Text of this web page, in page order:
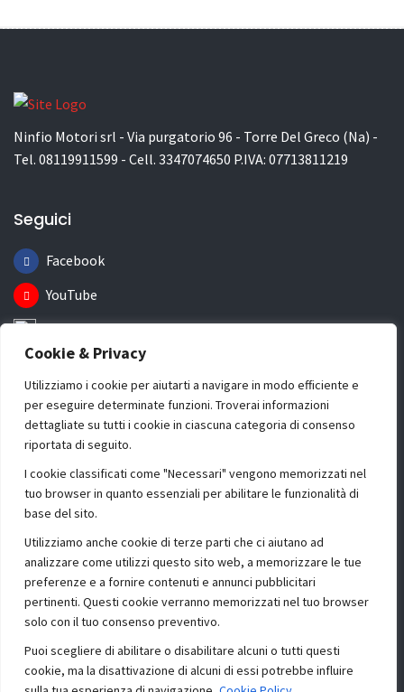
Cookie & Privacy
Utilizziamo i cookie per aiutarti a navigare in modo efficiente e
per eseguire determinate funzioni. Troverai informazioni
dettagliate su tutti i cookie in ciascuna categoria di consenso
riportata di seguito.
I cookie classificati come "Necessari" vengono memorizzati nel
tuo browser in quanto essenziali per abilitare le funzionalità di
base del sito.
Utilizziamo anche cookie di terze parti che ci aiutano ad
analizzare come utilizzi questo sito web, a memorizzare le tue
preferenze e a fornire contenuti e annunci pubblicitari
pertinenti. Questi cookie verranno memorizzati nel tuo browser
solo con il tuo consenso preventivo.
Puoi scegliere di abilitare o disabilitare alcuni o tutti questi
cookie, ma la disattivazione di alcuni di essi potrebbe influire
Ninfio Motori srl - Via purgatorio 96 - Torre Del Greco (Na) -
Tel. 08119911599 - Cell. 3347074650 P.IVA: 07713811219
Seguici
Facebook
YouTube
Instagram
Informazioni
Chi Siamo
Dove Siamo
Contattaci
Privacy Policy
Profilo
Registrati alla nostra newsletter
Tieniti aggiornato su gli ultimi arrivi.